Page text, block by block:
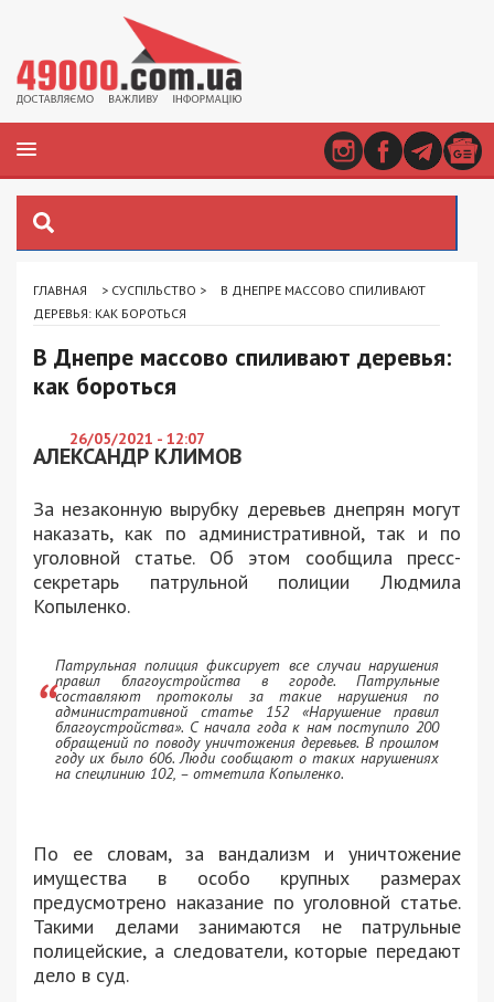
ГЛАВНАЯ > СУСПІЛЬСТВО >
В ДНЕПРЕ МАССОВО СПИЛИВАЮТ
ДЕРЕВЬЯ: КАК БОРОТЬСЯ
В Днепре массово спиливают деревья:
как бороться
26/05/2021 - 12:07
АЛЕКСАНДР КЛИМОВ
За незаконную вырубку деревьев днепрян могут
наказать, как по административной, так и по
уголовной статье. Об этом сообщила пресс-
секретарь патрульной полиции Людмила
Копыленко.
Патрульная полиция фиксирует все случаи нарушения
правил благоустройства в городе. Патрульные
составляют протоколы за такие нарушения по
административной статье 152 «Нарушение правил
благоустройства». С начала года к нам поступило 200
обращений по поводу уничтожения деревьев. В прошлом
году их было 606. Люди сообщают о таких нарушениях
на спецлинию 102, – отметила Копыленко.
По ее словам, за вандализм и уничтожение
имущества в особо крупных размерах
предусмотрено наказание по уголовной статье.
Такими делами занимаются не патрульные
полицейские, а следователи, которые передают
дело в суд.